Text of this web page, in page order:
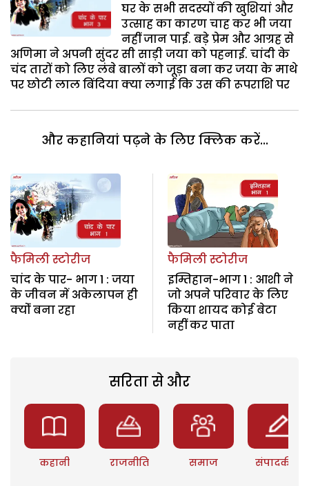
घर के सभी सदस्यों की खुशियां और
उत्साह का कारण चाह कर भी जया
नहीं जान पाई. बड़े प्रेम और आग्रह से
अणिमा ने अपनी सुंदर सी साड़ी जया को पहनाई. चांदी के
चंद तारों को लिए लंबे बालों को जूड़ा बना कर जया के माथे
पर छोटी लाल बिंदिया क्या लगाई कि उस की रूपराशि पर
और कहानियां पढ़ने के लिए क्लिक करें...
फैमिली स्टोरीज
चांद के पार- भाग 1 : जया
के जीवन में अकेलापन ही
क्योंं बना रहा
फैमिली स्टोरीज
इम्तिहान-भाग 1 : आशी ने
जो अपने परिवार के लिए
किया शायद कोई बेटा
नहीं कर पाता
सरिता से और
कहानी राजनीति समाज संपादकीय